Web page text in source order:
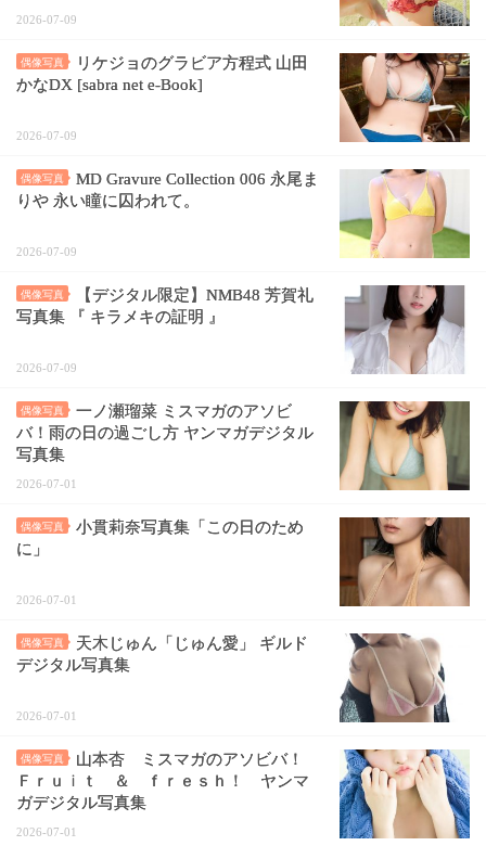
2026-07-09
偶像写真
リケジョのグラビア方程式 山田
かなDX [sabra net e-Book]
2026-07-09
偶像写真
MD Gravure Collection 006 永尾ま
りや 永い瞳に囚われて。
2026-07-09
偶像写真
【デジタル限定】NMB48 芳賀礼
写真集 『 キラメキの証明 』
2026-07-09
偶像写真
一ノ瀬瑠菜 ミスマガのアソビ
バ！雨の日の過ごし方 ヤンマガデジタル
写真集
2026-07-01
偶像写真
小貫莉奈写真集「この日のため
に」
2026-07-01
偶像写真
天木じゅん「じゅん愛」 ギルド
デジタル写真集
2026-07-01
偶像写真
山本杏 ミスマガのアソビバ！
Ｆｒｕｉｔ ＆ ｆｒｅｓｈ！ ヤンマ
ガデジタル写真集
2026-07-01